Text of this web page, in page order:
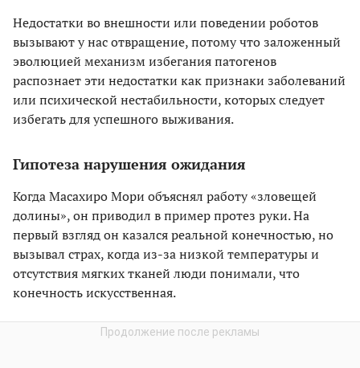
Недостатки во внешности или поведении роботов
вызывают у нас отвращение, потому что заложенный
эволюцией механизм избегания патогенов
распознает эти недостатки как признаки заболеваний
или психической нестабильности, которых следует
избегать для успешного выживания.
Гипотеза нарушения ожидания
Когда Масахиро Мори объяснял работу «зловещей
долины», он приводил в пример протез руки. На
первый взгляд он казался реальной конечностью, но
вызывал страх, когда из-за низкой температуры и
отсутствия мягких тканей люди понимали, что
конечность искусственная.